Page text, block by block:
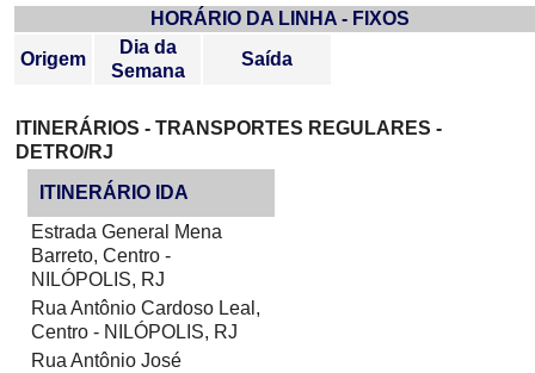
HORÁRIO DA LINHA - FIXOS
Origem
Dia da
Semana
Saída
ITINERÁRIOS - TRANSPORTES REGULARES -
DETRO/RJ
ITINERÁRIO IDA
Estrada General Mena
Barreto, Centro -
NILÓPOLIS, RJ
Rua Antônio Cardoso Leal,
Centro - NILÓPOLIS, RJ
Rua Antônio José